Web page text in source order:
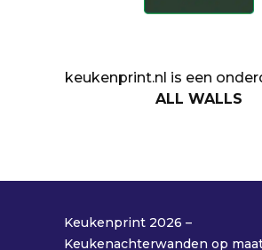
keukenprint.nl is een
ALL WALLS
Keukenprint 2026 –
Keukenachterwanden op